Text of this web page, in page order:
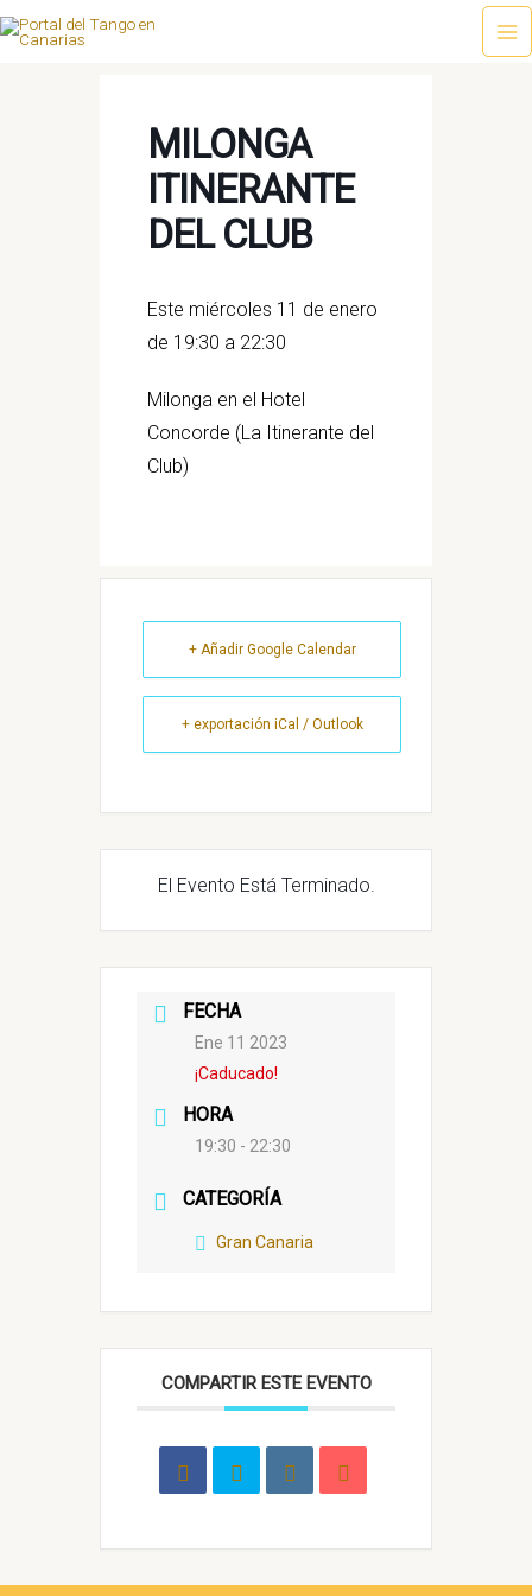
Ir
MILONGA
ITINERANTE
DEL CLUB
Este miércoles 11 de enero
de 19:30 a 22:30
Milonga en el Hotel
Concorde (La Itinerante del
Club)
+ Añadir Google Calendar
+ exportación iCal / Outlook
El Evento Está Terminado.
FECHA
Ene 11 2023
¡Caducado!
HORA
19:30 - 22:30
CATEGORÍA
Gran Canaria
COMPARTIR ESTE EVENTO